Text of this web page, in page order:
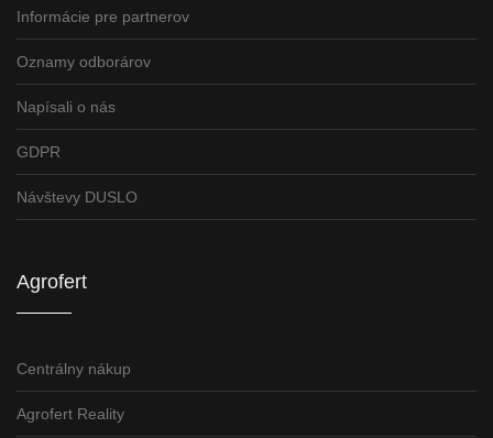
Informácie pre partnerov
Oznamy odborárov
Napísali o nás
GDPR
Návštevy DUSLO
Agrofert
Centrálny nákup
Agrofert Reality